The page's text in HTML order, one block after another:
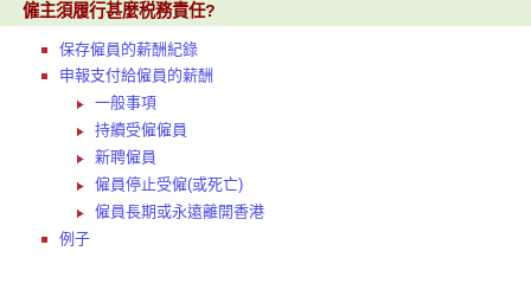
僱主須履行甚麼税務責任?
保存僱員的薪酬紀錄
申報支付給僱員的薪酬
一般事項
持續受僱僱員
新聘僱員
僱員停止受僱(或死亡)
僱員長期或永遠離開香港
例子